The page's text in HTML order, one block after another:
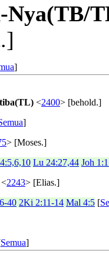
Nya(TB/
]
<2400> [behold.]
]
> [Moses.]
Lu 24:27,44 Joh
<2243> [Elias.]
40 2Ki 2:11-14 Mal 4:5 [
Semua]